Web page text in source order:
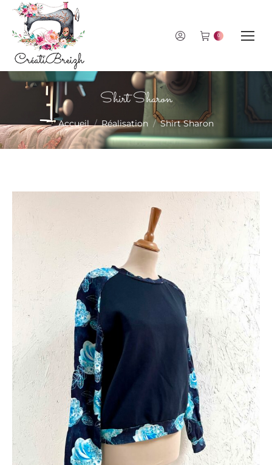
0
Shirt Sharon
Vous êtes ici :
Accueil Réalisation Shirt Sharon